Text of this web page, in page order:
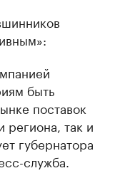
быть
поставок
региона, так и
губернатора
служба.